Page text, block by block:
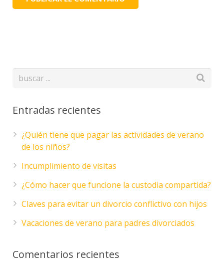
Entradas recientes
¿Quién tiene que pagar las actividades de verano
de los niños?
Incumplimiento de visitas
¿Cómo hacer que funcione la custodia compartida?
Claves para evitar un divorcio conflictivo con hijos
Vacaciones de verano para padres divorciados
Comentarios recientes